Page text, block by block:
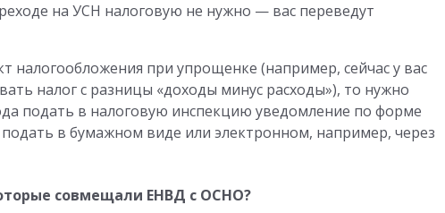
на УСН налоговую не нужно — вас переведут
налогообложения при упрощенке (например, сейчас у вас
налог с разницы «доходы минус расходы»), то нужно
подать в налоговую инспекцию уведомление по форме
в бумажном виде или электронном, например, через
совмещали ЕНВД с ОСНО?